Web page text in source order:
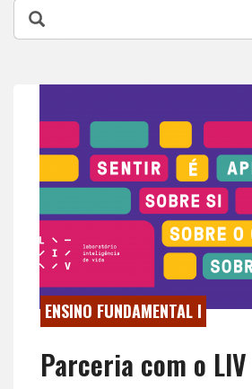
ENSINO FUNDAMENTAL I
Parceria com o LIV